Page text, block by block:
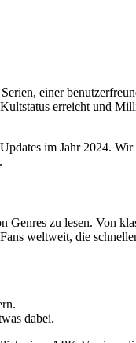
einer
erreicht und
im Jahr 2024.
zu lesen. Von
weltweit, die
dabei.